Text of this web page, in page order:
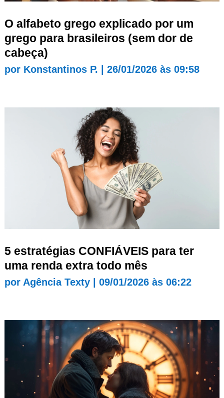
O alfabeto grego explicado por um
grego para brasileiros (sem dor de
cabeça)
por Konstantinos P. | 26/01/2026 às 09:58
5 estratégias CONFIÁVEIS para ter
uma renda extra todo mês
por Agência Texty| 09/01/2026 às 06:22